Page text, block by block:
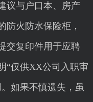
议与户口本、房产
防火防水保险柜，
交复印件用于应聘
“仅供XX公司入职审
如果不慎遗失，虽